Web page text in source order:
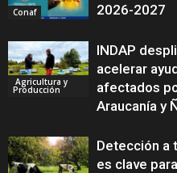
Conaf
2026-2027
Agricultura y
Producción
INDAP
acelerar
afectados
Araucanía y
Detección a
es clave